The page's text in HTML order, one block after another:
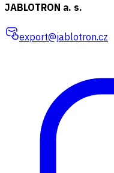
JABLOTRON a. s.
export@jablotron.cz